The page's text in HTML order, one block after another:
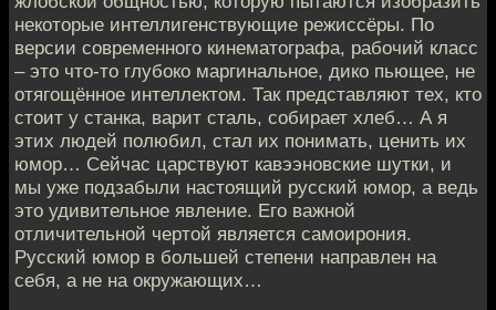
некоторые интеллигенствующие режиссёры. По
версии современного кинематографа, рабочий класс
– это что-то глубоко маргинальное, дико пьющее, не
отягощённое интеллектом. Так представляют тех, кто
стоит у станка, варит сталь, собирает хлеб… А я
этих людей полюбил, стал их понимать, ценить их
юмор… Сейчас царствуют кавээновские шутки, и
мы уже подзабыли настоящий русский юмор, а ведь
это удивительное явление. Его важной
отличительной чертой является самоирония.
Русский юмор в большей степени направлен на
себя, а не на окружающих…